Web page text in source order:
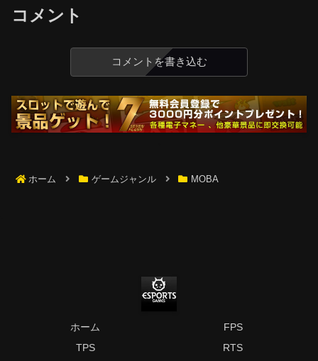
コメント
コメントを書き込む
ホーム ゲームジャンル MOBA
ホーム
FPS
TPS
RTS